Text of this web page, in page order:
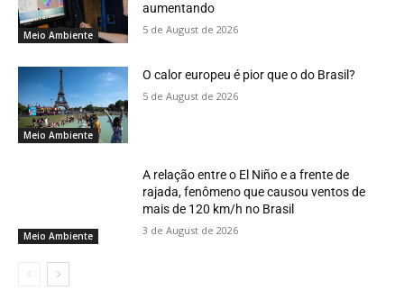
Meio Ambiente
aumentando
5 de August de 2026
Meio Ambiente
O calor europeu é pior que o do Brasil?
5 de August de 2026
Meio Ambiente
A relação entre o El Niño e a frente de
rajada, fenômeno que causou ventos de
mais de 120 km/h no Brasil
3 de August de 2026